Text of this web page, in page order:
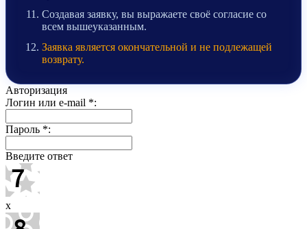
Создавая заявку, вы выражаете своё согласие со
всем вышеуказанным.
Заявка является окончательной и не подлежащей
возврату.
Авторизация
Логин или e-mail *:
Пароль *:
Введите ответ
x